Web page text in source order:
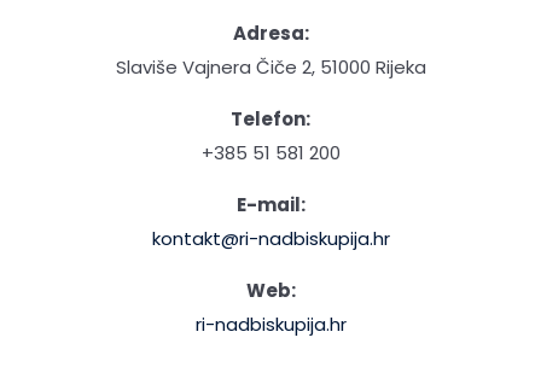
Adresa:
Slaviše Vajnera Čiče 2, 51000 Rijeka
Telefon:
+385 51 581 200
E-mail:
kontakt@ri-nadbiskupija.hr
Web:
ri-nadbiskupija.hr